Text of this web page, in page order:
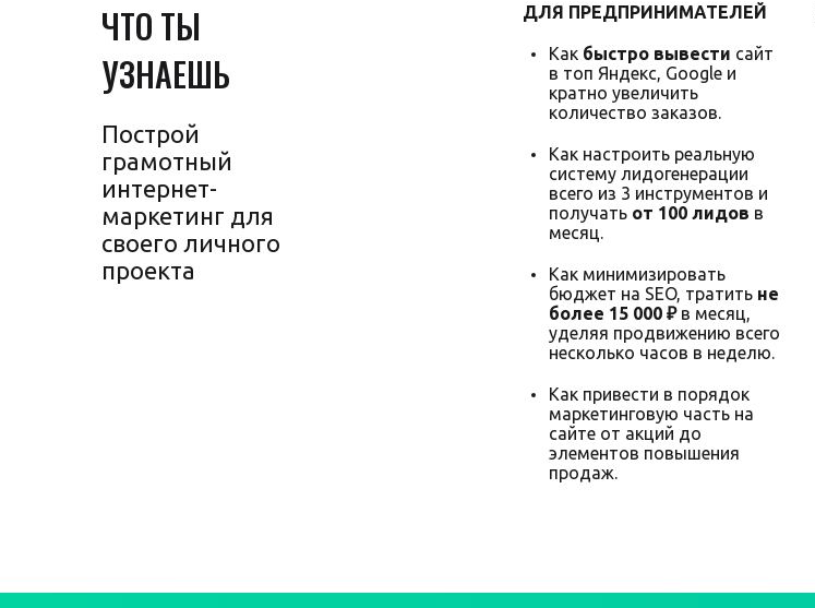
ЧТО ТЫ
УЗНАЕШЬ
Построй
грамотный
интернет-
маркетинг для
своего личного
проекта
ДЛЯ ПРЕДПРИНИМАТЕЛЕЙ
Как быстро вывести сайт
в топ Яндекс, Google и
кратно увеличить
количество заказов.
Как настроить реальную
систему лидогенерации
всего из 3 инструментов и
получать от 100 лидов в
месяц.
Как минимизировать
бюджет на SEO, тратить не
более 15 000 ₽в месяц,
уделяя продвижению всего
несколько часов в неделю.
Как привести в порядок
маркетинговую часть на
сайте от акций до
элементов повышения
продаж.